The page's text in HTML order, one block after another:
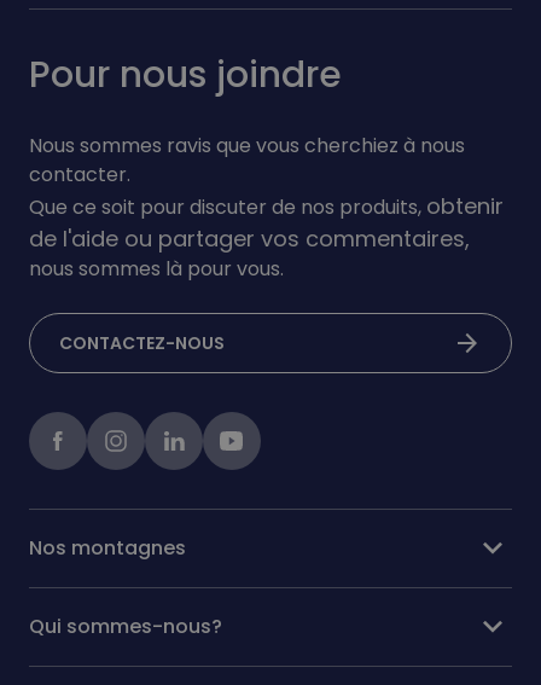
Pour nous joindre
Nous sommes ravis que vous cherchiez à nous
contacter.
Que ce soit pour discuter de nos produits, obtenir
de l'aide ou partager vos commentaires,
nous sommes là pour vous.
CONTACTEZ-NOUS arrow_forward
FacebookinstagramlinkedInYoutube
Nos montagnes expand_more
Qui sommes-nous?
expand_more